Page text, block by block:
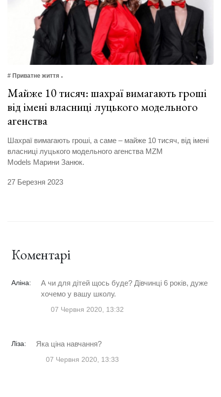
# Приватне життя
Майже 10 тисяч: шахраї вимагають гроші
від імені власниці луцького модельного
агенства
Шахраї вимагають гроші, а саме – майже 10 тисяч, від імені
власниці луцького модельного агенства MZM
Models Марини Занюк.
27 Березня 2023
Коментарі
Аліна:
А чи для дітей щось буде? Дівчинці 6 років, дуже
хочемо у вашу школу.
07 Червня 2020, 13:32
Ліза: Яка ціна навчання?
07 Червня 2020, 13:33